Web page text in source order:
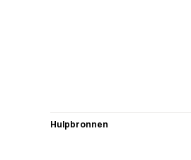
Hulpbronnen